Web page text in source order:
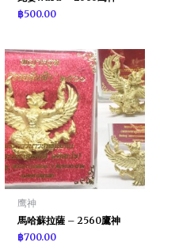
฿500.00
鹰神
馬哈蘇拉薩 – 2560鷹神
฿700.00